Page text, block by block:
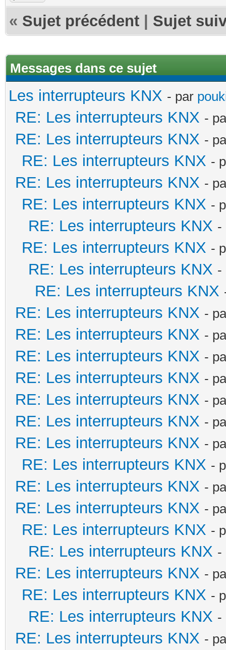
« Sujet précédent Sujet
Messages dans ce sujet
Les interrupteurs KNX - par
RE: Les interrupteurs KNX -
RE: Les interrupteurs KNX -
RE: Les interrupteurs KNX -
RE: Les interrupteurs KNX -
RE: Les interrupteurs KNX -
RE: Les interrupteurs KNX -
RE: Les interrupteurs KNX -
RE: Les interrupteurs KNX -
RE: Les interrupteurs KNX
RE: Les interrupteurs KNX -
RE: Les interrupteurs KNX -
RE: Les interrupteurs KNX -
RE: Les interrupteurs KNX -
RE: Les interrupteurs KNX -
RE: Les interrupteurs KNX -
RE: Les interrupteurs KNX -
RE: Les interrupteurs KNX -
RE: Les interrupteurs KNX -
RE: Les interrupteurs KNX -
RE: Les interrupteurs KNX -
RE: Les interrupteurs KNX -
RE: Les interrupteurs KNX -
RE: Les interrupteurs KNX -
RE: Les interrupteurs KNX -
RE: Les interrupteurs KNX -